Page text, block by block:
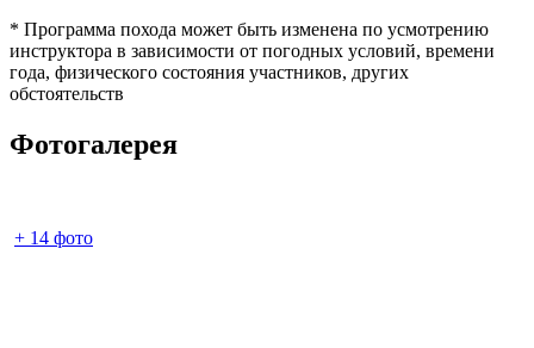
* Программа похода может быть изменена по усмотрению
инструктора в зависимости от погодных условий, времени
года, физического состояния участников, других
обстоятельств
Фотогалерея
+ 14 фото